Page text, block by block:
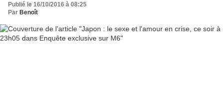
Publié le 16/10/2016 à 08:25
Par Benoît